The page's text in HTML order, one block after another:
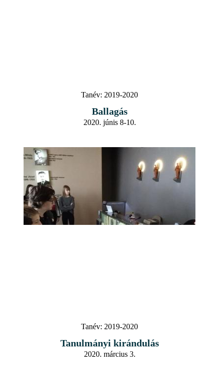
Tanév: 2019-2020
Ballagás
2020. júnis 8-10.
Tanév: 2019-2020
Tanulmányi kirándulás
2020. március 3.